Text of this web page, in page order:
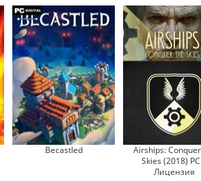
Becastled
Airships:
Skies (2018)
Лицензия